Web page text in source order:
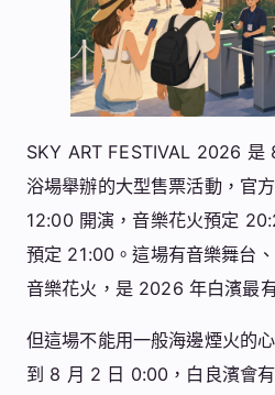
SKY ART FESTIVAL 2026 是
浴場舉辦的大型售票活動，官
12:00 開演，音樂花火預定
預定 21:00。這場有音樂舞台
音樂花火，是 2026 年白濱最
但這場不能用一般海邊煙火的
到 8 月 2 日 0:00，白良濱會